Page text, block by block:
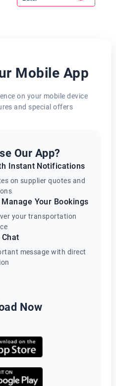
Mobile App
on your mobile device
and special offers
Our App?
Instant Notifications
on supplier quotes and
Your Bookings
your transportation
message with direct
Now